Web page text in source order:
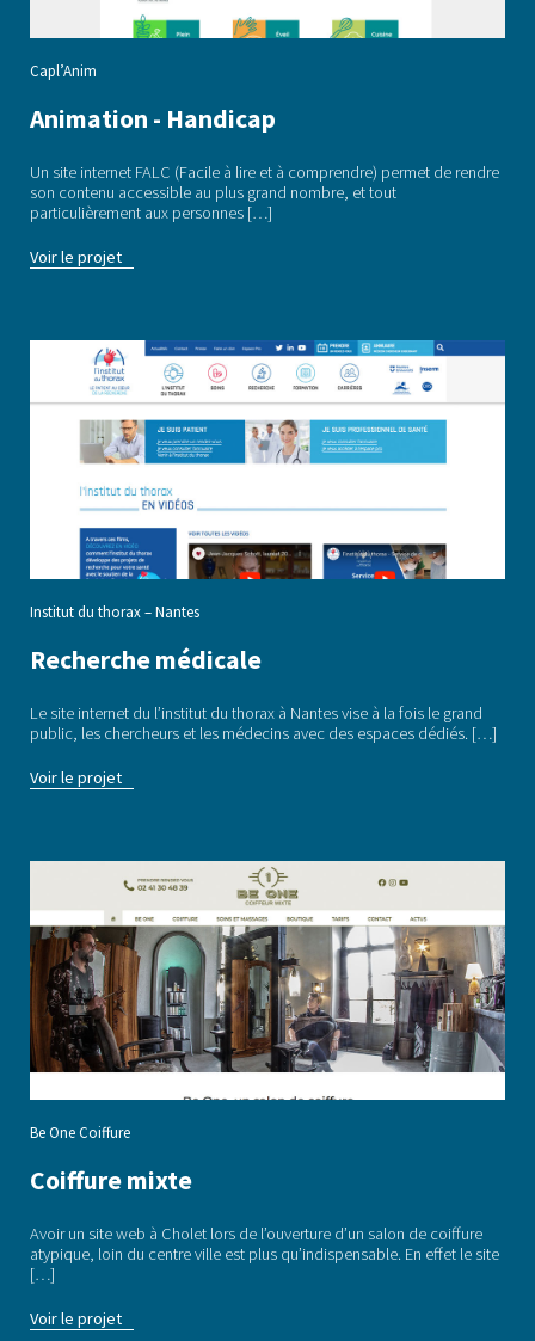
Capl’Anim
Animation - Handicap
Un site internet FALC (Facile à lire et à comprendre) permet de rendre
son contenu accessible au plus grand nombre, et tout
particulièrement aux personnes […]
Voir le projet
Institut du thorax – Nantes
Recherche médicale
Le site internet du l’institut du thorax à Nantes vise à la fois le grand
public, les chercheurs et les médecins avec des espaces dédiés. […]
Voir le projet
Be One Coiffure
Coiffure mixte
Avoir un site web à Cholet lors de l’ouverture d’un salon de coiffure
atypique, loin du centre ville est plus qu’indispensable. En effet le site
[…]
Voir le projet